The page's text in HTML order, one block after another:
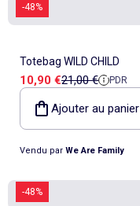
-48%
Totebag WILD CHILD
Prix de vente
10,90 €Prix de
21,00 € PDR
Ajouter au panier
Vendu par We Are Family
-48%